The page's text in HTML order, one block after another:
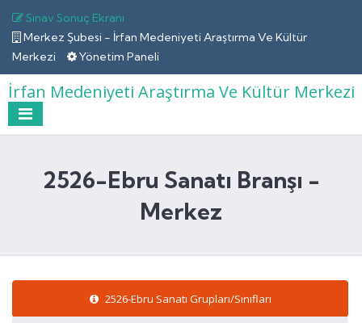
Sınav Sonuç Ekranı
Merkez Şubesi - İrfan Medeniyeti Araştırma Ve Kültür
Merkezi
Yönetim Paneli
İrfan Medeniyeti Araştırma Ve Kültür Merkezi
2526-Ebru Sanatı Branşı -
Merkez
2526-Ebru Sanatı Grupları/Sınıfları